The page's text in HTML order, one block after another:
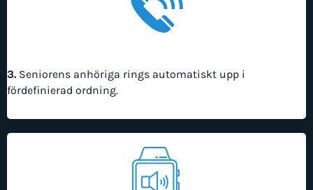
3.Seniorens anhöriga rings automatiskt upp i
fördefinierad ordning.